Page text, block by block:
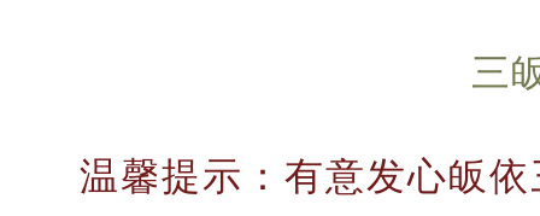
三
温馨提示：有意发心皈